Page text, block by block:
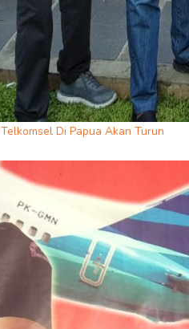
Di Papua Akan Turun